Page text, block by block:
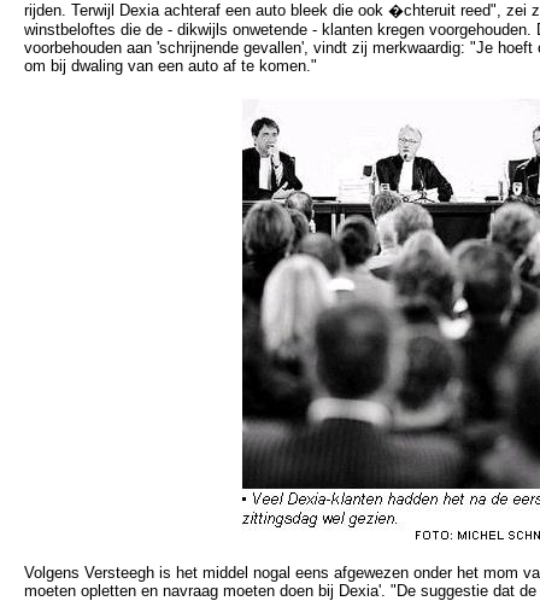
rijden. Terwijl Dexia achteraf een auto bleek die ook �chteruit reed", zei
winstbeloftes die de - dikwijls onwetende - klanten kregen
voorbehouden aan 'schrijnende gevallen', vindt zij merkwaardig: "Je
om bij dwaling van een auto af te komen."
Volgens Versteegh is het middel nogal eens afgewezen onder het mom
moeten opletten en navraag moeten doen bij Dexia'. "De suggestie dat